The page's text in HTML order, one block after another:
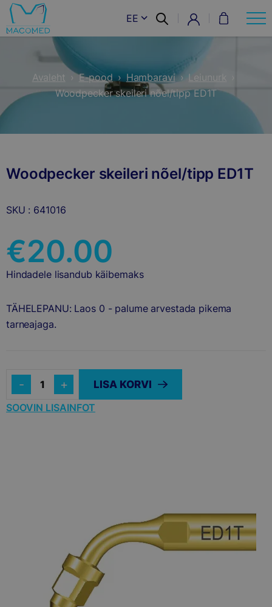
EE
Avaleht › E-pood › Hambaravi › Leiunurk
Woodpecker skeileri nõel/tipp ED1T
Woodpecker skeileri nõel/tipp ED1T
SKU : 641016
€20.00
Hindadele lisandub käibemaks
TÄHELEPANU: Laos 0 - palume arvestada pikema
tarneajaga.
Quantity
LISA KORVI
SOOVIN LISAINFOT